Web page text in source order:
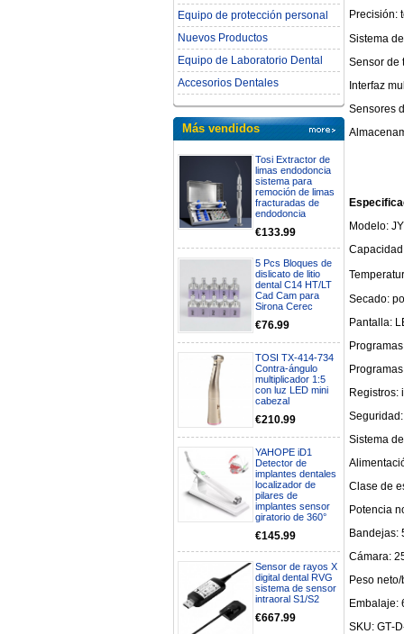
Equipo de protección personal
Nuevos Productos
Equipo de Laboratorio Dental
Accesorios Dentales
Más vendidos
Tosi Extractor de
limas endodoncia
sistema para
remoción de limas
fracturadas de
endodoncia
€133.99
5 Pcs Bloques de
dislicato de litio
dental C14 HT/LT
Cad Cam para
Sirona Cerec
€76.99
TOSI TX-414-734
Contra-ángulo
multiplicador 1:5
con luz LED mini
cabezal
€210.99
YAHOPE iD1
Detector de
implantes dentales
localizador de
pilares de
implantes sensor
giratorio de 360°
€145.99
Sensor de rayos X
digital dental RVG
sistema de sensor
intraoral S1/S2
€667.99
Precisión:
Sistema
Sensor de
Interfaz
Sensores
Modelo:
Secado:
Pantalla:
Registros:
Sistema
Clase de
Potencia
Bandejas:
Cámara:
Peso
Embalaje:
SKU: